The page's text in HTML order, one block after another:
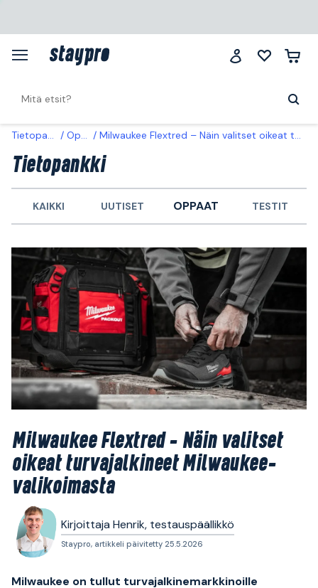
Tietopankki Oppaat Milwaukee Flextred – Näin valitset oikeat turvajalkineet Milwaukee-valikoimasta
Tietopankki
KAIKKI UUTISET OPPAAT TESTIT
Milwaukee Flextred – Näin valitset
oikeat turvajalkineet Milwaukee-
valikoimasta
Kirjoittaja Henrik, testauspäällikkö
Staypro, artikkeli päivitetty 25.5.2026
Milwaukee on tullut turvajalkinemarkkinoille